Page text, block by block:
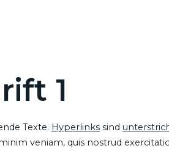
1
Texte. Hyperlinks sind
veniam, quis nostrud